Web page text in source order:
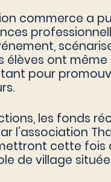
commerce a
ont même
pour
les fonds
l’association
cette
de village